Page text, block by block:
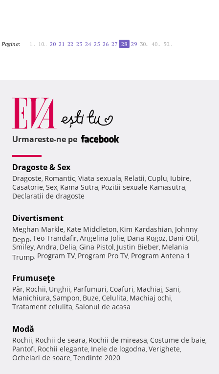
Pagina: 1.. 10.. 20 21 22 23 24 25 26 27 28 29 30.. 40.. 50..
Urmareste-ne pe
Dragoste & Sex
Dragoste, Romantic, Viata sexuala, Relatii, Cuplu, Iubire,
Casatorie, Sex, Kama Sutra, Pozitii sexuale Kamasutra,
Declaratii de dragoste
Divertisment
Meghan Markle, Kate Middleton, Kim Kardashian, Johnny
Depp, Teo Trandafir, Angelina Jolie, Dana Rogoz, Dani Otil,
Smiley, Andra, Delia, Gina Pistol, Justin Bieber, Melania
Trump, Program TV, Program Pro TV, Program Antena 1
Frumuseţe
Păr, Rochii, Unghii, Parfumuri, Coafuri, Machiaj, Sani,
Manichiura, Sampon, Buze, Celulita, Machiaj ochi,
Tratament celulita, Salonul de acasa
Modă
Rochii, Rochii de seara, Rochii de mireasa, Costume de baie,
Pantofi, Rochii elegante, Inele de logodna, Verighete,
Ochelari de soare, Tendinte 2020